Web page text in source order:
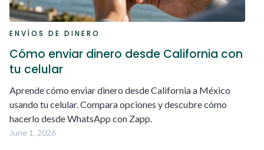
ENVÍOS DE DINERO
Cómo enviar dinero desde California con
tu celular
Aprende cómo enviar dinero desde California a México
usando tu celular. Compara opciones y descubre cómo
hacerlo desde WhatsApp con Zapp.
June 1, 2026